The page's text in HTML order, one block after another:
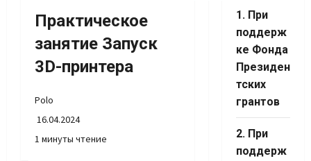
Практическое
занятие Запуск
3D-принтера
Polo
16.04.2024
1 минуты чтение
1. При
поддерж
ке Фонда
Президен
тских
грантов
2. При
поддерж